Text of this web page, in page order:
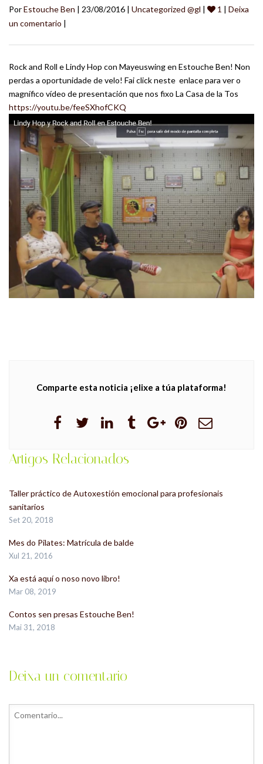
PorEstouche Ben | 23/08/2016 | Uncategorized @gl | 1 | Deixa
un comentario |
Rock and Roll e Lindy Hop con Mayeuswing en Estouche Ben! Non
perdas a oportunidade de velo! Fai click neste enlace para ver o
magnífico vídeo de presentación que nos fixo La Casa de la Tos
https://youtu.be/feeSXhofCKQ
Comparte esta noticia ¡elixe a túa plataforma!
Artigos Relacionados
Taller práctico de Autoxestión emocional para profesionais
sanitarios
Set 20, 2018
Mes do Pilates: Matrícula de balde
Xul 21, 2016
Xa está aquí o noso novo libro!
Mar 08, 2019
Contos sen presas Estouche Ben!
Mai 31, 2018
Deixa un comentario